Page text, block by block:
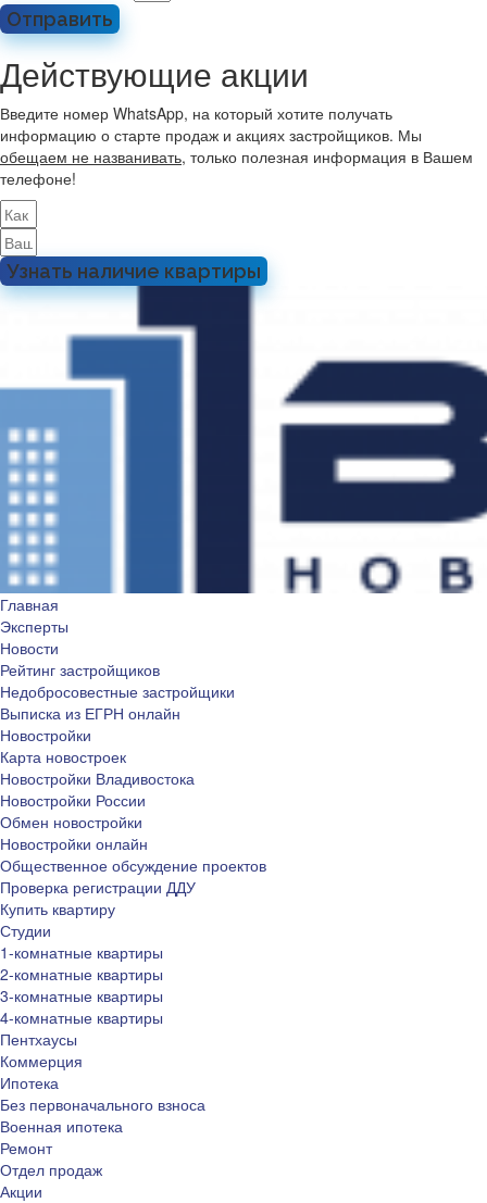
Отправить
Действующие акции
Введите номер WhatsApp, на который хотите получать
информацию о старте продаж и акциях застройщиков. Мы
обещаем не названивать, только полезная информация в Вашем
телефоне!
Узнать наличие квартиры
Главная
Эксперты
Новости
Рейтинг застройщиков
Недобросовестные застройщики
Выписка из ЕГРН онлайн
Новостройки
Карта новостроек
Новостройки Владивостока
Новостройки России
Обмен новостройки
Новостройки онлайн
Общественное обсуждение проектов
Проверка регистрации ДДУ
Купить квартиру
Студии
1-комнатные квартиры
2-комнатные квартиры
3-комнатные квартиры
4-комнатные квартиры
Пентхаусы
Коммерция
Ипотека
Без первоначального взноса
Военная ипотека
Ремонт
Отдел продаж
Акции